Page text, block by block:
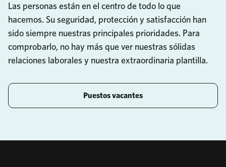
Las personas están en el centro de todo lo que
hacemos. Su seguridad, protección y satisfacción han
sido siempre nuestras principales prioridades. Para
comprobarlo, no hay más que ver nuestras sólidas
relaciones laborales y nuestra extraordinaria plantilla.
Puestos vacantes